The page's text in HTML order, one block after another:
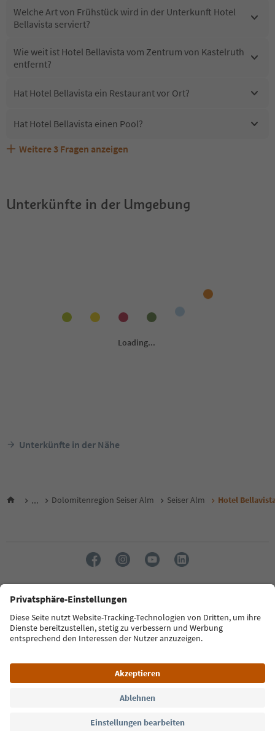
Welche Art von Frühstück wird in der Unterkunft Hotel
Bellavista serviert?
Wie weit ist Hotel Bellavista vom Zentrum von Kastelruth
entfernt?
Hat Hotel Bellavista ein Restaurant vor Ort?
Hat Hotel Bellavista einen Pool?
Sind Haustiere in der Unterkunft Hotel Bellavista
Welche Services bietet Hotel Bellavista?
Erhalten die Gäste von Hotel Bellavista einen Südtirol
Weitere 3 Fragen anzeigen
Unterkünfte in der Umgebung
Unterkünfte in der Nähe
... Dolomitenregion Seiser Alm Seiser Alm Hotel
Sprache: Deutsch
FAQ Kontakt Presse MICE Datenschutzerklärung
Zugänglichkeitserklärung